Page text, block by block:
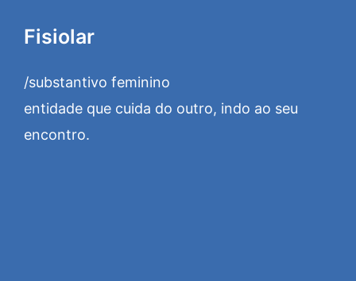
Fisiolar
/substantivo feminino
entidade que cuida do outro, indo ao seu
encontro.